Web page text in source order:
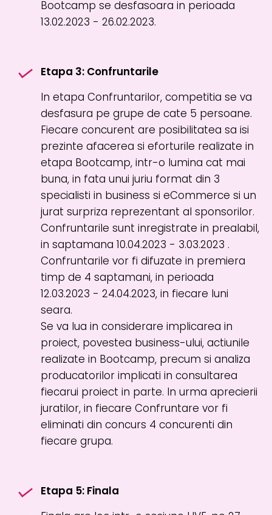
Bootcamp se desfasoara in perioada
13.02.2023 - 26.02.2023.
Etapa 3: Confruntarile
In etapa Confruntarilor, competitia se va
desfasura pe grupe de cate 5 persoane.
Fiecare concurent are posibilitatea sa isi
prezinte afacerea si eforturile realizate in
etapa Bootcamp, intr-o lumina cat mai
buna, in fata unui juriu format din 3
specialisti in business si eCommerce si un
jurat surpriza reprezentant al sponsorilor.
Confruntarile sunt inregistrate in prealabil,
in saptamana 10.04.2023 - 3.03.2023 .
Confruntarile vor fi difuzate in premiera
timp de 4 saptamani, in perioada
12.03.2023 - 24.04.2023, in fiecare luni
seara.
Se va lua in considerare implicarea in
proiect, povestea business-ului, actiunile
realizate in Bootcamp, precum si analiza
producatorilor implicati in consultarea
fiecarui proiect in parte. In urma aprecierii
juratilor, in fiecare Confruntare vor fi
eliminati din concurs 4 concurenti din
fiecare grupa.
Etapa 5: Finala